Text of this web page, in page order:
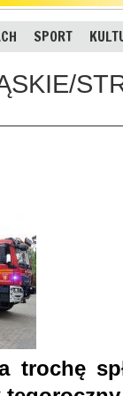
SPORT
trochę